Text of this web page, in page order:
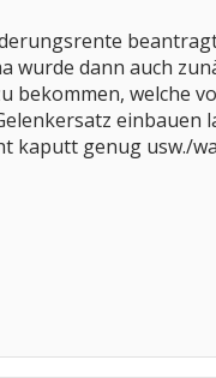
wurde dann auch
welche
kaputt genug usw./